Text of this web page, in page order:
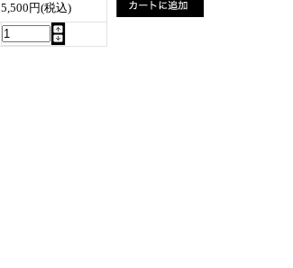
5,500円(税込)